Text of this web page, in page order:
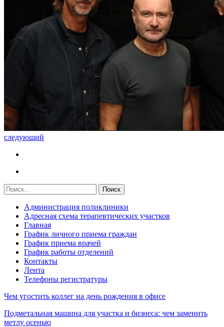
следующий
Администрация поликлиники
Адресная схема терапевтических участков
Главная
График личного приема граждан
График приема врачей
График работы отделений
Контакты
Лента
Телефоны регистратуры
Чем угостить коллег на день рождения в офисе
Подметальная машина для участка и бизнеса: чем заменить
метлу осенью